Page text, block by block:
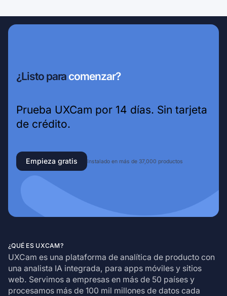
¿Listo para comenzar?
Prueba UXCam por 14 días. Sin tarjeta
de crédito.
Empieza gratis Instalado en más de 37,000 productos
¿QUÉ ES UXCAM?
UXCam es una plataforma de analítica de producto con
una analista IA integrada, para apps móviles y sitios
web. Servimos a empresas en más de 50 países y
procesamos más de 100 mil millones de datos cada